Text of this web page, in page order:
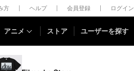
方 ヘルプ 会員登録 ログイン
アニメ ストア ユーザーを探す